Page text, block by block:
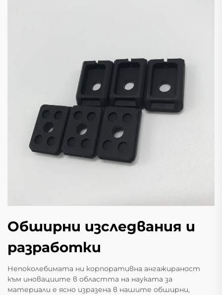
Обширни изследвания и
разработки
Непоколебимата ни корпоративна ангажираност
към иновациите в областта на науката за
материали е ясно изразена в нашите обширни,